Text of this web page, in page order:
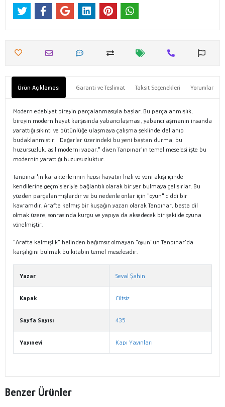
Ürün Açıklaması Garanti ve Teslimat Taksit Seçenekleri Yorumlar
Modern edebiyat bireyin parçalanmasıyla başlar. Bu parçalanmışlık,
bireyin modern hayat karşısında yabancılaşması, yabancılaşmanın insanda
yarattığı sıkıntı ve bütünlüğe ulaşmaya çalışma şeklinde dallanıp
budaklanmıştır: "Değerler üzerindeki bu yeni baştan durma, bu
huzursuzluk, asıl moderni yapar." diyen Tanpınar'ın temel meselesi işte bu
modernin yarattığı huzursuzluktur.
Tanpınar'ın karakterlerinin hepsi hayatın hızlı ve yeni akışı içinde
kendilerine geçmişleriyle bağlantılı olarak bir yer bulmaya çalışırlar. Bu
yüzden parçalanmışlardır ve bu nedenle onlar için "oyun" ciddi bir
kavramdır. Arafta kalmış bir kuşağın yazarı olarak Tanpınar, başta dil
olmak üzere, sonrasında kurgu ve yapıya da aksedecek bir şekilde oyuna
yönelmiştir.
"Arafta kalmışlık" halinden bağımsız olmayan "oyun"un Tanpınar'da
karşılığını bulmak bu kitabın temel meselesidir.
Yazar Seval Şahin
Kapak Ciltsiz
Sayfa Sayısı 435
Yayınevi Kapı Yayınları
Benzer Ürünler